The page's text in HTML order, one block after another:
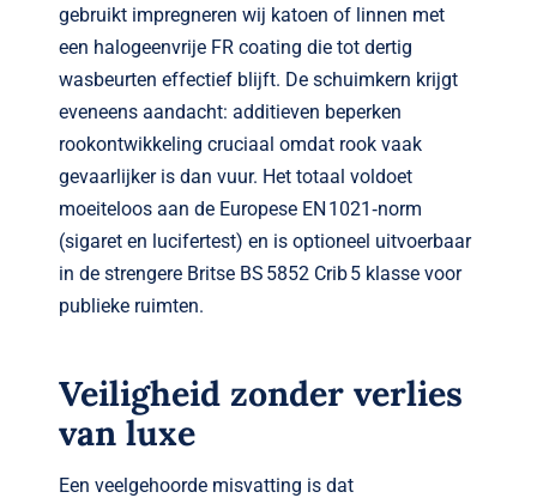
gebruikt impregneren wij katoen of linnen met
een halogeenvrije FR coating die tot dertig
wasbeurten effectief blijft. De schuimkern krijgt
eveneens aandacht: additieven beperken
rookontwikkeling cruciaal omdat rook vaak
gevaarlijker is dan vuur. Het totaal voldoet
moeiteloos aan de Europese EN 1021‑norm
(sigaret en lucifertest) en is optioneel uitvoerbaar
in de strengere Britse BS 5852 Crib 5 klasse voor
publieke ruimten.
Veiligheid zonder verlies
van luxe
Een veelgehoorde misvatting is dat